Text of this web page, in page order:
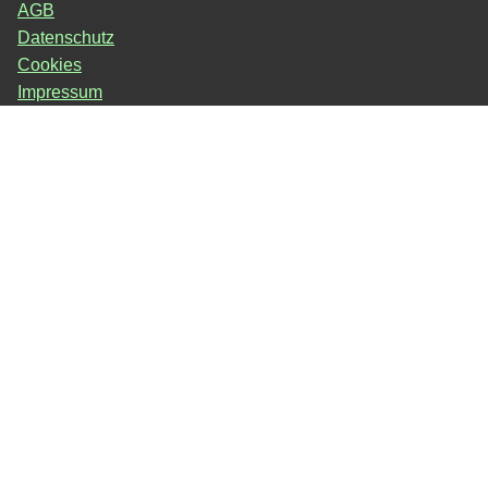
AGB
Datenschutz
Cookies
Impressum